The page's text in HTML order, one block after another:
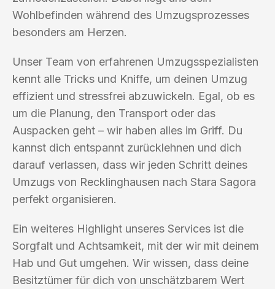
Wohlbefinden während des Umzugsprozesses
besonders am Herzen.
Unser Team von erfahrenen Umzugsspezialisten
kennt alle Tricks und Kniffe, um deinen Umzug
effizient und stressfrei abzuwickeln. Egal, ob es
um die Planung, den Transport oder das
Auspacken geht – wir haben alles im Griff. Du
kannst dich entspannt zurücklehnen und dich
darauf verlassen, dass wir jeden Schritt deines
Umzugs von Recklinghausen nach Stara Sagora
perfekt organisieren.
Ein weiteres Highlight unseres Services ist die
Sorgfalt und Achtsamkeit, mit der wir mit deinem
Hab und Gut umgehen. Wir wissen, dass deine
Besitztümer für dich von unschätzbarem Wert